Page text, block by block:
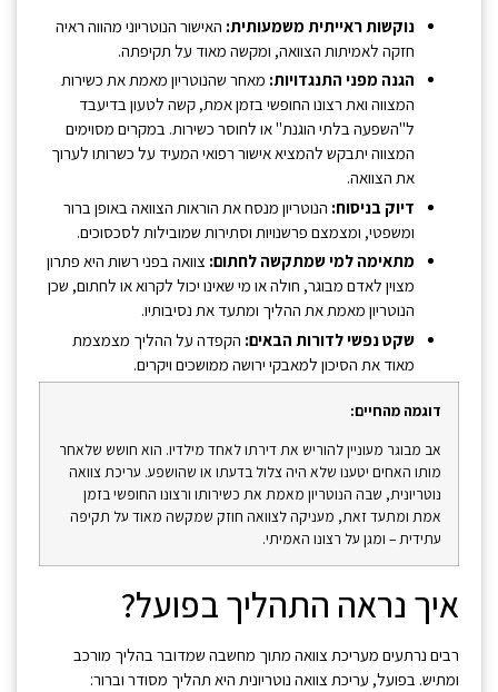
נוקשות ראייתית משמעותית: האישור הנוטריוני מהווה ראיה
חזקה לאמיתות הצוואה, ומקשה מאוד על תקיפתה.
הגנה מפני התנגדויות: מאחר שהנוטריון מאמת את כשירות
המצווה ואת רצונו החופשי בזמן אמת, קשה לטעון בדיעבד
ל"השפעה בלתי הוגנת" או לחוסר כשירות. במקרים מסוימים
המצווה יתבקש להמציא אישור רפואי המעיד על כשרותו לערוך
את הצוואה.
דיוק בניסוח: הנוטריון מנסח את הוראות הצוואה באופן ברור
ומשפטי, ומצמצם פרשנויות וסתירות שמובילות לסכסוכים.
מתאימה למי שמתקשה לחתום: צוואה בפני רשות היא פתרון
מצוין לאדם מבוגר, חולה או מי שאינו יכול לקרוא או לחתום, שכן
הנוטריון מאמת את ההליך ומתעד את נסיבותיו.
שקט נפשי לדורות הבאים: הקפדה על ההליך מצמצמת
מאוד את הסיכון למאבקי ירושה ממושכים ויקרים.
דוגמה מהחיים:
אב מבוגר מעוניין להוריש את דירתו לאחד מילדיו. הוא חושש שלאחר
מותו האחים יטענו שלא היה צלול בדעתו או שהושפע. עריכת צוואה
נוטריונית, שבה הנוטריון מאמת את כשירותו ורצונו החופשי בזמן
אמת ומתעד זאת, מעניקה לצוואה חוזק שמקשה מאוד על תקיפה
עתידית – ומגן על רצונו האמיתי.
איך נראה התהליך בפועל?
רבים נרתעים מעריכת צוואה מתוך מחשבה שמדובר בהליך מורכב
ומתיש. בפועל, עריכת צוואה נוטריונית היא תהליך מסודר וברור: